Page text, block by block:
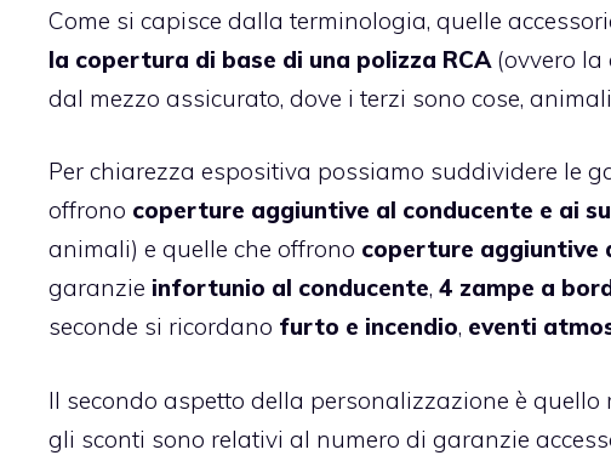
Come si capisce dalla terminologia, quelle
la copertura di base di una polizza RCA(ovvero la
dal mezzo assicurato, dove i terzi sono cose,
Per chiarezza espositiva possiamo suddividere le
offrono coperture aggiuntive al conducente e ai
animali) e quelle che offrono coperture aggiuntive
garanzie infortunio al conducente, 4 zampe a
seconde si ricordano furto e incendio, eventi
Il secondo aspetto della personalizzazione è quello
gli sconti sono relativi al numero di garanzie